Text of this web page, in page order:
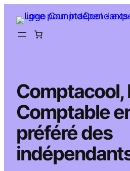
Comptacool,
Comptable
préféré des